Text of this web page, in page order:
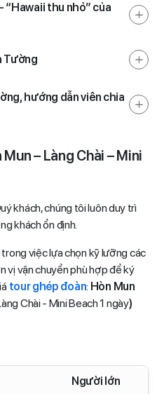
“Hawaii thu nhỏ” của
Tường
hướng dẫn viên chia
– Làng Chài – Mini
khách, chúng tôi luôn duy trì
khách ổn định.
việc lựa chọn kỹ lưỡng các
vị vận chuyển phù hợp để ký
tour ghép đoàn: Hòn Mun
Chài - Mini Beach 1 ngày)
Người lớn